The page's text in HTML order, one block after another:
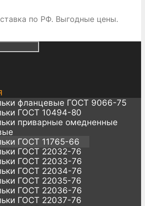
по РФ. Выгодные цены.
фланцевые ГОСТ 9066-75
ГОСТ 10494-80
приварные омедненные
ГОСТ 11765-66
ГОСТ 22032-76
ГОСТ 22033-76
ГОСТ 22034-76
ГОСТ 22035-76
ГОСТ 22036-76
ГОСТ 22037-76